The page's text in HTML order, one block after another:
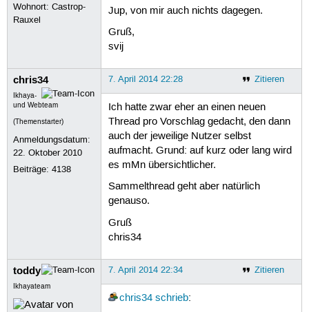
Wohnort: Castrop-
Rauxel
Jup, von mir auch nichts dagegen.
Gruß,
svij
chris34
Ikhaya-
und Webteam
(Themenstarter)
Anmeldungsdatum:
22. Oktober 2010
Beiträge:4138
Zitieren
7. April 2014 22:28
Ich hatte zwar eher an einen neuen
Thread pro Vorschlag gedacht, den dann
auch der jeweilige Nutzer selbst
aufmacht. Grund: auf kurz oder lang wird
es mMn übersichtlicher.
Sammelthread geht aber natürlich
genauso.
Gruß
chris34
toddy
Ikhayateam
Zitieren
7. April 2014 22:34
chris34 schrieb: